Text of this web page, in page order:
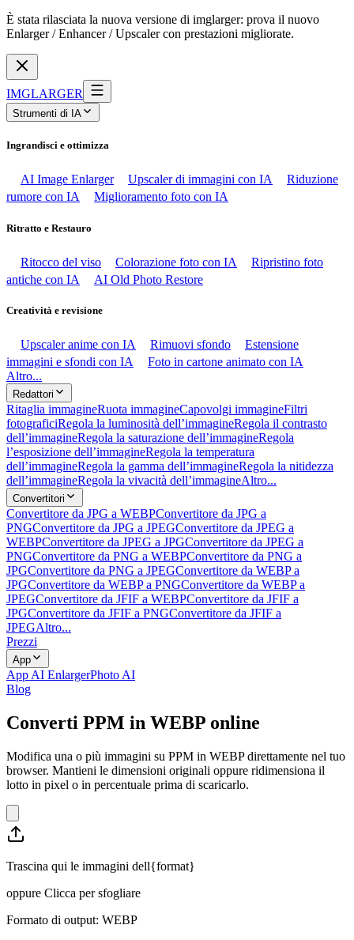
È stata rilasciata la nuova versione di imglarger: prova il nuovo
Enlarger / Enhancer / Upscaler con prestazioni migliorate.
IMGLARGER
Strumenti di IA
Ingrandisci e ottimizza
AI Image Enlarger Upscaler di immagini con IA
Riduzione
rumore con IA
Miglioramento foto con IA
Ritratto e Restauro
Ritocco del viso Colorazione foto con IA
Ripristino foto
antiche con IA
AI Old Photo Restore
Creatività e revisione
Upscaler anime con IA Rimuovi sfondo
Estensione
immagini e sfondi con IA
Foto in cartone animato con IA
Altro...
Redattori
Ritaglia immagineRuota immagineCapovolgi immagineFiltri
fotograficiRegola la luminosità dell’immagineRegola il contrasto
dell’immagineRegola la saturazione dell’immagineRegola
l’esposizione dell’immagineRegola la temperatura
dell’immagineRegola la gamma dell’immagineRegola la nitidezza
dell’immagineRegola la vivacità dell’immagineAltro...
Convertitori
Convertitore da JPG a WEBPConvertitore da JPG a
PNGConvertitore da JPG a JPEGConvertitore da JPEG a
WEBPConvertitore da JPEG a JPGConvertitore da JPEG a
PNGConvertitore da PNG a WEBPConvertitore da PNG a
JPGConvertitore da PNG a JPEGConvertitore da WEBP a
JPGConvertitore da WEBP a PNGConvertitore da WEBP a
JPEGConvertitore da JFIF a WEBPConvertitore da JFIF a
JPGConvertitore da JFIF a PNGConvertitore da JFIF a
JPEGAltro...
Prezzi
App
App AI EnlargerPhoto AI
Blog
Converti PPM in WEBP online
Modifica una o più immagini su PPM in WEBP direttamente nel tuo
browser. Mantieni le dimensioni originali oppure ridimensiona il
lotto in pixel o in percentuale prima di scaricarlo.
Trascina qui le immagini dell{format}
oppure Clicca per sfogliare
Formato di output: WEBP